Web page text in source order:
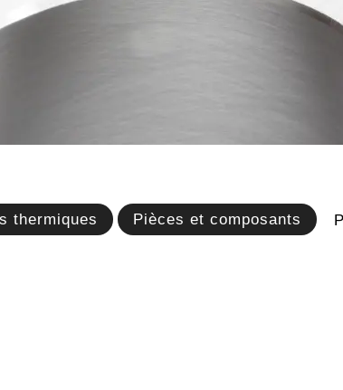
thermiques Pièces et composants